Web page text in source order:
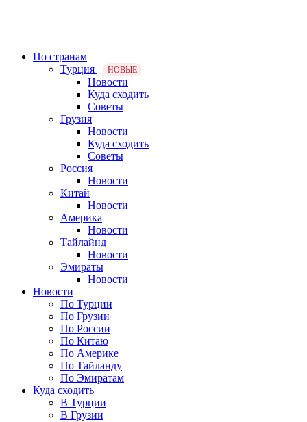
По странам
Турция
НОВЫЕ
Новости
Куда сходить
Советы
Грузия
Новости
Куда сходить
Советы
Россия
Новости
Китай
Новости
Америка
Новости
Тайлайнд
Новости
Эмираты
Новости
Новости
По Турции
По Грузии
По России
По Китаю
По Америке
По Тайланду
По Эмиратам
Куда сходить
В Турции
В Грузии